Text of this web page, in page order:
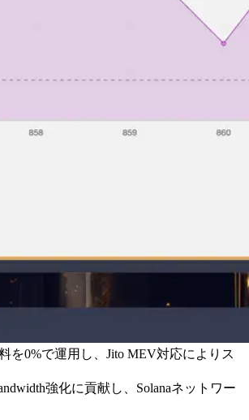
を0%で運用し、Jito MEV対応によりス
強化に貢献し、Solanaネットワー